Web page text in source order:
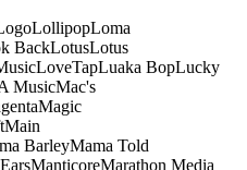
LollipopLoma
BackLotusLotus
LoveTapLuaka BopLucky
MusicMac's
Magic
Main
BarleyMama Told
ManticoreMarathon Media